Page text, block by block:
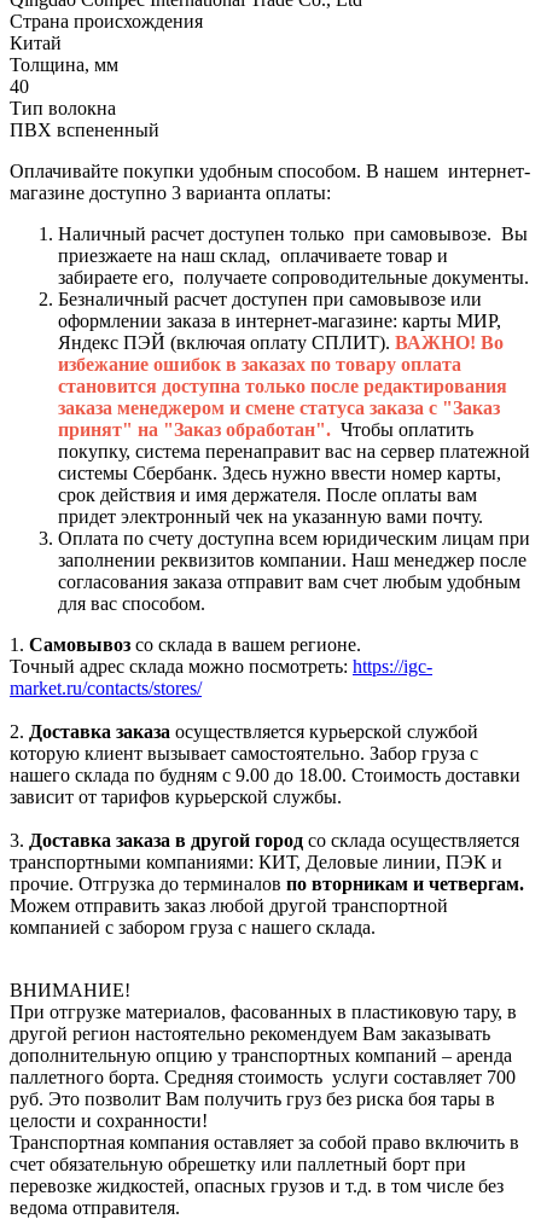
Страна происхождения
Китай
Толщина, мм
40
Тип волокна
ПВХ вспененный
Оплачивайте покупки удобным способом. В нашем интернет-
магазине доступно 3 варианта оплаты:
Наличный расчет доступен только при самовывозе. Вы
приезжаете на наш склад, оплачиваете товар и
забираете его, получаете сопроводительные документы.
Безналичный расчет доступен при самовывозе или
оформлении заказа в интернет-магазине: карты МИР,
Яндекс ПЭЙ (включая оплату СПЛИТ). ВАЖНО! Во
избежание ошибок в заказах по товару оплата
становится доступна только после редактирования
заказа менеджером и смене статуса заказа с "Заказ
принят" на "Заказ обработан". Чтобы оплатить
покупку, система перенаправит вас на сервер платежной
системы Сбербанк. Здесь нужно ввести номер карты,
срок действия и имя держателя. После оплаты вам
придет электронный чек на указанную вами почту.
Оплата по счету доступна всем юридическим лицам при
заполнении реквизитов компании. Наш менеджер после
согласования заказа отправит вам счет любым удобным
для вас способом.
1. Самовывоз со склада в вашем регионе.
Точный адрес склада можно посмотреть: https://igc-
market.ru/contacts/stores/
2. Доставка заказа осуществляется курьерской службой
которую клиент вызывает самостоятельно. Забор груза с
нашего склада по будням с 9.00 до 18.00. Стоимость доставки
зависит от тарифов курьерской службы.
3. Доставка заказа в другой город со склада осуществляется
транспортными компаниями: КИТ, Деловые линии, ПЭК и
прочие. Отгрузка до терминалов по вторникам и четвергам.
Можем отправить заказ любой другой транспортной
компанией с забором груза с нашего склада.
ВНИМАНИЕ!
При отгрузке материалов, фасованных в пластиковую тару, в
другой регион настоятельно рекомендуем Вам заказывать
дополнительную опцию у транспортных компаний – аренда
паллетного борта. Средняя стоимость услуги составляет 700
руб. Это позволит Вам получить груз без риска боя тары в
целости и сохранности!
Транспортная компания оставляет за собой право включить в
счет обязательную обрешетку или паллетный борт при
перевозке жидкостей, опасных грузов и т.д. в том числе без
ведома отправителя.